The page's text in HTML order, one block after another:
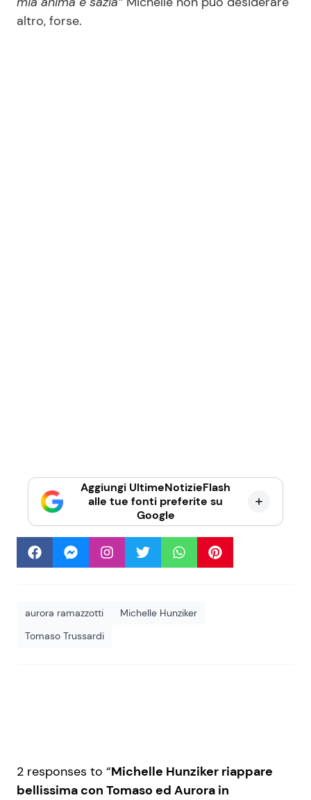
altro, forse.
Aggiungi UltimeNotizieFlash
alle tue fonti preferite su
Google
aurora ramazzotti
Michelle Hunziker
Tomaso Trussardi
2 responses to “Michelle Hunziker riappare
bellissima con Tomaso ed Aurora in